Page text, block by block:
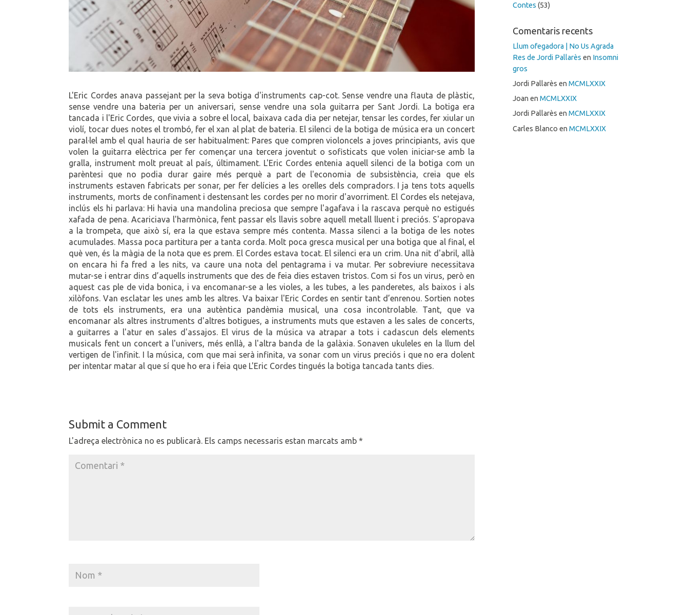
L'Eric Cordes anava passejant per la seva botiga d'instruments cap-cot. Sense vendre una flauta de plàstic,
sense vendre una bateria per un aniversari, sense vendre una sola guitarra per Sant Jordi. La botiga era
tancada i l'Eric Cordes, que vivia a sobre el local, baixava cada dia per netejar, tensar les cordes, fer xiular un
violí, tocar dues notes el trombó, fer el xan al plat de bateria. El silenci de la botiga de música era un concert
paral·lel amb el qual hauria de ser habitualment: Pares que compren violoncels a joves principiants, avis que
volen la guitarra elèctrica per fer començar una tercera joventut o sofisticats que volen iniciar-se amb la
gralla, instrument molt preuat al país, últimament. L'Eric Cordes entenia aquell silenci de la botiga com un
parèntesi que no podia durar gaire més perquè a part de l'economia de subsistència, creia que els
instruments estaven fabricats per sonar, per fer delícies a les orelles dels compradors. I ja tens tots aquells
instruments, morts de confinament i destensant les cordes per no morir d'avorriment. El Cordes els netejava,
inclús els hi parlava: Hi havia una mandolina preciosa que sempre l'agafava i la rascava perquè no estigués
xafada de pena. Acariciava l'harmònica, fent passar els llavis sobre aquell metall lluent i preciós. S'apropava
a la trompeta, que això sí, era la que estava sempre més contenta. Massa silenci a la botiga de les notes
acumulades. Massa poca partitura per a tanta corda. Molt poca gresca musical per una botiga que al final, el
què ven, és la màgia de la nota que es prem. El Cordes estava tocat. El silenci era un crim. Una nit d'abril, allà
on encara hi fa fred a les nits, va caure una nota del pentagrama i va mutar. Per sobreviure necessitava
mutar-se i entrar dins d’aquells instruments que des de feia dies estaven tristos. Com si fos un virus, però en
aquest cas ple de vida bonica, i va encomanar-se a les violes, a les tubes, a les panderetes, als baixos i als
xilòfons. Van esclatar les unes amb les altres. Va baixar l'Eric Cordes en sentir tant d’enrenou. Sortien notes
de tots els instruments, era una autèntica pandèmia musical, una cosa incontrolable. Tant, que va
encomanar als altres instruments d'altres botigues, a instruments muts que estaven a les sales de concerts,
a guitarres a l'atur en sales d'assajos. El virus de la música va atrapar a tots i cadascun dels elements
musicals fent un concert a l'univers, més enllà, a l'altra banda de la galàxia. Sonaven ukuleles en la llum del
vertigen de l'infinit. I la música, com que mai serà infinita, va sonar com un virus preciós i que no era dolent
per intentar matar al que sí que ho era i feia que L'Eric Cordes tingués la botiga tancada tants dies.
Submit a Comment
L'adreça electrònica no es publicarà. Els camps necessaris estan marcats amb*
Contes (53)
Comentaris recents
Llum ofegadora | No Us Agrada
Res de Jordi Pallarès en Insomni
gros
Jordi Pallarès enMCMLXXIX
Joan enMCMLXXIX
Jordi Pallarès enMCMLXXIX
Carles Blanco enMCMLXXIX